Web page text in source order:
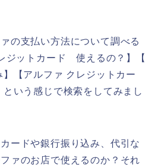
の支払い方法について調べる
ジットカード 使えるの？】【
【アルファ クレジットカー
という感じで検索をしてみまし
ードや銀行振り込み、代引な
ァのお店で使えるのか？それ